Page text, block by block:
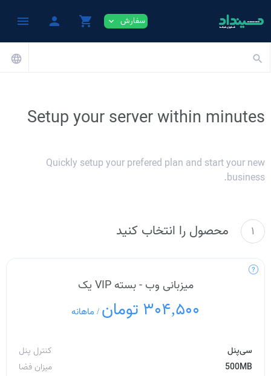
سفارش expand_more
shopping_cart
person
menu
search
language
Setup your server within minutes
Quickly setup your prefered plan and start your new
business.
1 محصول را انتخاب کنید
میزبانی وب - بسته VIP یک
304,500 تومان / ماهانه
کنترل پنل
سی‌پنل
میزان فضا
500MB